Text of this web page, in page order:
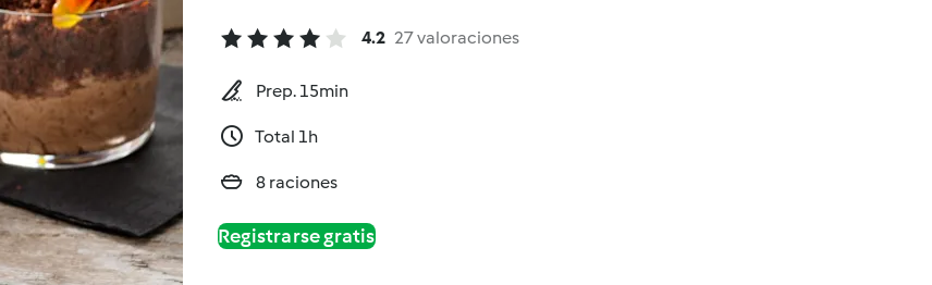
4.2 27 valoraciones
Prep. 15min
Total 1h
8 raciones
Registrarse gratis